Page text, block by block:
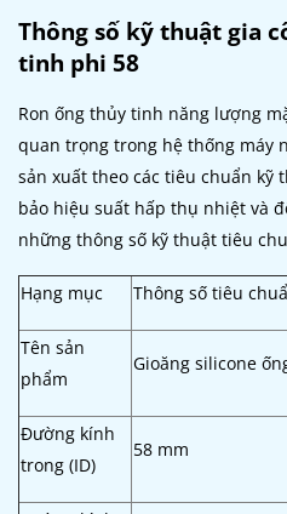
Thông số kỹ thuật gia
tinh phi 58
Ron ống thủy tinh năng lượng
quan trọng trong hệ thống máy
sản xuất theo các tiêu chuẩn kỹ
bảo hiệu suất hấp thụ nhiệt và
những thông số kỹ thuật tiêu
Hạng mục Thông số tiêu
Tên sản
phẩm
Gioăng silicone
Đường kính
trong (ID)
58 mm